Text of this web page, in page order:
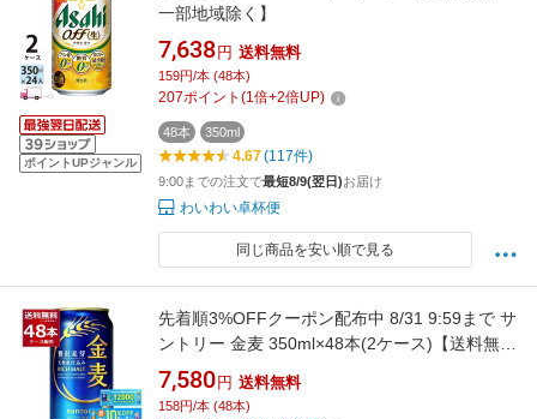
ポイントUPジャンル
一部地域除く】
7,638 円 送料無料
159円/本 (48本)
207ポイント (1倍+2倍UP)
48本 350ml
4.67(117件)
9:00までの注文で最短8/9(翌日)お届け
わいわい卓杯便
同じ商品を安い順で見る
先着順3%OFFクーポン配布中 8/31 9:59まで サ
ントリー 金麦 350ml×48本(2ケース)【送料無料
※一部地域は除く】
7,580 円 送料無料
158円/本 (48本)